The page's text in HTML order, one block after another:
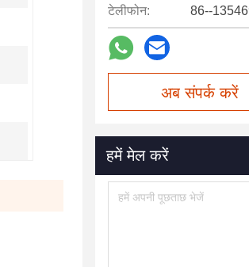
टेलीफोन: 86--
अब संपर्क करें
हमें मेल करें